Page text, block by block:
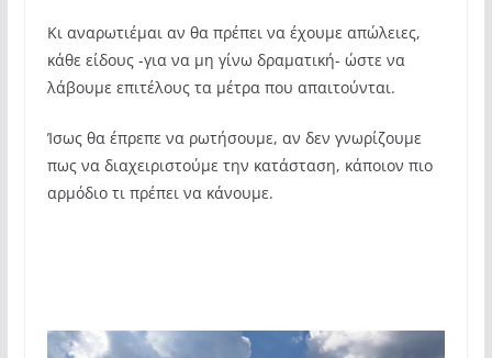
Κι αναρωτιέμαι αν θα πρέπει να έχουμε απώλειες,
κάθε είδους -για να μη γίνω δραματική- ώστε να
λάβουμε επιτέλους τα μέτρα που απαιτούνται.
Ίσως θα έπρεπε να ρωτήσουμε, αν δεν γνωρίζουμε
πως να διαχειριστούμε την κατάσταση, κάποιον πιο
αρμόδιο τι πρέπει να κάνουμε.